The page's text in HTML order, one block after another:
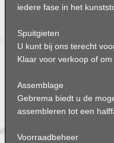
iedere fase in het
Spuitgieten
U kunt bij ons terecht
Klaar voor verkoop of
Assemblage
Gebrema biedt u de
assembleren tot een
Voorraadbeheer